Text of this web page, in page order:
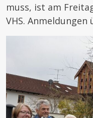
muss, ist am
VHS. Anmeldungen